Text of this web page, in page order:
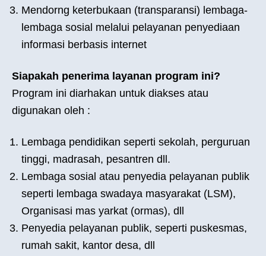
Mendorng keterbukaan (transparansi) lembaga-
lembaga sosial melalui pelayanan penyediaan
informasi berbasis internet
Siapakah penerima layanan program ini?
Program ini diarhakan untuk diakses atau
digunakan oleh :
Lembaga pendidikan seperti sekolah, perguruan
tinggi, madrasah, pesantren dll.
Lembaga sosial atau penyedia pelayanan publik
seperti lembaga swadaya masyarakat (LSM),
Organisasi mas yarkat (ormas), dll
Penyedia pelayanan publik, seperti puskesmas,
rumah sakit, kantor desa, dll